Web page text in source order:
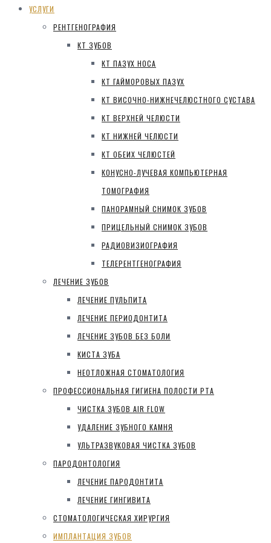
УСЛУГИ
РЕНТГЕНОГРАФИЯ
КТ ЗУБОВ
КТ ПАЗУХ НОСА
КТ ГАЙМОРОВЫХ ПАЗУХ
КТ ВИСОЧНО-НИЖНЕЧЕЛЮСТНОГО СУСТАВА
КТ ВЕРХНЕЙ ЧЕЛЮСТИ
КТ НИЖНЕЙ ЧЕЛЮСТИ
КТ ОБЕИХ ЧЕЛЮСТЕЙ
КОНУСНО-ЛУЧЕВАЯ КОМПЬЮТЕРНАЯ
ТОМОГРАФИЯ
ПАНОРАМНЫЙ СНИМОК ЗУБОВ
ПРИЦЕЛЬНЫЙ СНИМОК ЗУБОВ
РАДИОВИЗИОГРАФИЯ
ТЕЛЕРЕНТГЕНОГРАФИЯ
ЛЕЧЕНИЕ ЗУБОВ
ЛЕЧЕНИЕ ПУЛЬПИТА
ЛЕЧЕНИЕ ПЕРИОДОНТИТА
ЛЕЧЕНИЕ ЗУБОВ БЕЗ БОЛИ
КИСТА ЗУБА
НЕОТЛОЖНАЯ СТОМАТОЛОГИЯ
ПРОФЕССИОНАЛЬНАЯ ГИГИЕНА ПОЛОСТИ РТА
ЧИСТКА ЗУБОВ AIR FLOW
УДАЛЕНИЕ ЗУБНОГО КАМНЯ
УЛЬТРАЗВУКОВАЯ ЧИСТКА ЗУБОВ
ПАРОДОНТОЛОГИЯ
ЛЕЧЕНИЕ ПАРОДОНТИТА
ЛЕЧЕНИЕ ГИНГИВИТА
СТОМАТОЛОГИЧЕСКАЯ ХИРУРГИЯ
ИМПЛАНТАЦИЯ ЗУБОВ